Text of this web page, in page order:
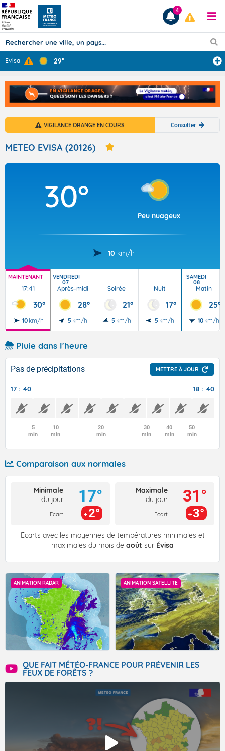
Prévisions
TOUS LES RÉSULTATS
Articles
4
Évisa 29°
VIGILANCE ORANGE EN COURS Consulter
METEO EVISA (20126)
30°
Peu nuageux
10 km/h
MAINTENANT
17:41
30°
10 km/h
VENDREDI
07
Après-midi
28°
5 km/h
Soirée
21°
5 km/h
Nuit
17°
5 km/h
SAMEDI
08
Matin
25°
10 km/h
Pluie dans l'heure
Pas de précipitations METTRE À JOUR
17 : 40 18 : 40
5
min
10
min
20
min
30
min
40
min
50
min
Comparaison aux normales
Minimale
du jour
Ecart
17°
2°
Maximale
du jour
Ecart
31°
3°
Écarts avec les moyennes de températures minimales et
maximales du mois de août sur Évisa
ANIMATION RADAR ANIMATION SATELLITE
QUE FAIT MÉTÉO-FRANCE POUR PRÉVENIR LES
FEUX DE FORÊTS ?